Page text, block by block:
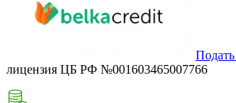
Подать
лицензия ЦБ РФ №001603465007766